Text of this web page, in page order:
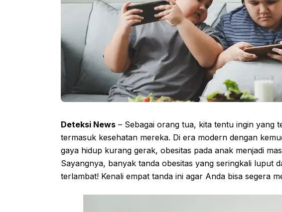
Deteksi News – Sebagai orang tua, kita tentu ingin yang
termasuk kesehatan mereka. Di era modern dengan
gaya hidup kurang gerak, obesitas pada anak menjadi
Sayangnya, banyak tanda obesitas yang seringkali luput
terlambat! Kenali empat tanda ini agar Anda bisa segera